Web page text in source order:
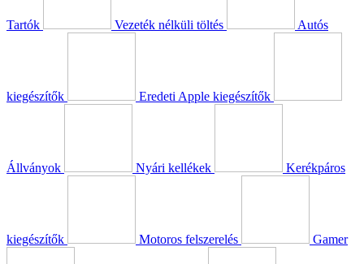
Tartók Vezeték nélküli töltés Autós
kiegészítők Eredeti Apple kiegészítők
Állványok Nyári kellékek Kerékpáros
kiegészítők Motoros felszerelés Gamer